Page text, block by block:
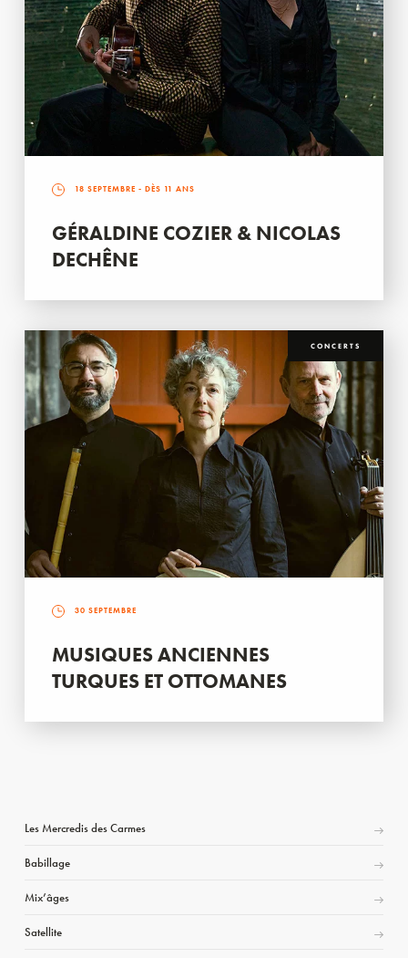
18 SEPTEMBRE - DÈS 11 ANS
GÉRALDINE COZIER & NICOLAS
DECHÊNE
CONCERTS
30 SEPTEMBRE
MUSIQUES ANCIENNES
TURQUES ET OTTOMANES
Les Mercredis des Carmes
Babillage
Mix’âges
Satellite